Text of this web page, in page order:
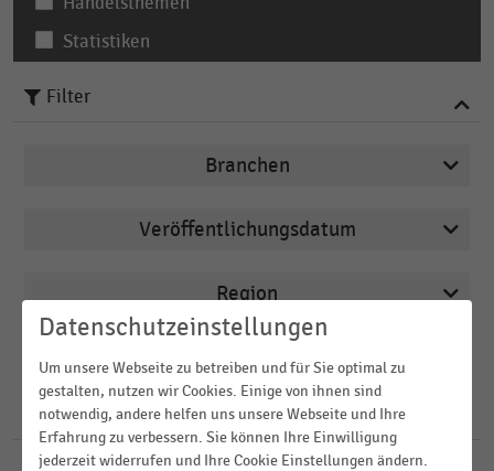
Statistiken
70Ergebnisse fürLagerumschlag
Filter
Branchen
Deutschsprachiger Einzelhandel
E-Commerce
Lebensmittelhandel
Lederwareneinzelhandel
MEHR ANZEIGEN
Veröffentlichungsdatum
2021
2020
Region
Deutschland
Europa
FILTER ZURÜCKSETZEN
Datenschutzeinstellungen
Um unsere Webseite zu betreiben und für Sie optimal zu
gestalten, nutzen wir Cookies. Einige von ihnen sind
notwendig, andere helfen uns unsere Webseite und Ihre
Erfahrung zu verbessern. Sie können Ihre Einwilligung
jederzeit widerrufen und Ihre Cookie Einstellungen ändern.